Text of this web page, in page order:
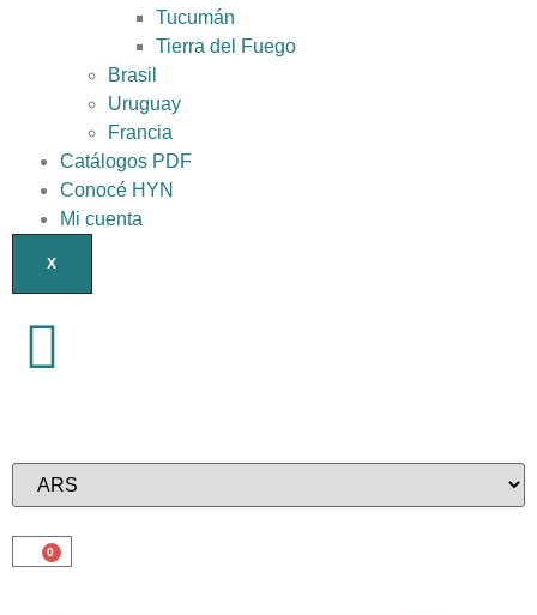
Tucumán
Tierra del Fuego
Brasil
Uruguay
Francia
Catálogos PDF
Conocé HYN
Mi cuenta
X
0